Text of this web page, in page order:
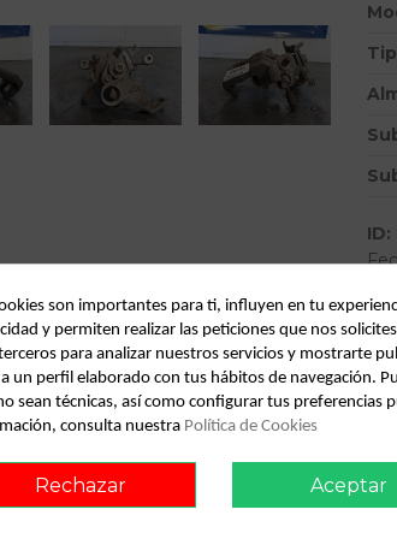
ID:
-
son importantes para ti, influyen en tu
y permiten realizar las peticiones que nos
para analizar nuestros servicios y mostrarte
a un perfil elaborado con tus hábitos de navegación.
sean técnicas, así como configurar tus preferencias
consulta nuestra Política de Cookies
Rechazar Aceptar